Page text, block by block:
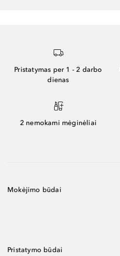
Pristatymas per 1 - 2 darbo
dienas
2 nemokami mėginėliai
Mokėjimo būdai
Pristatymo būdai